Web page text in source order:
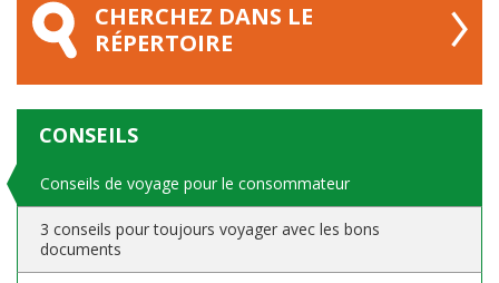
CHERCHEZ DANS LE
RÉPERTOIRE
CONSEILS
Conseils de voyage pour le consommateur
3 conseils pour toujours voyager avec les bons
documents